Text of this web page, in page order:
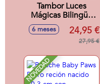
Tambor Luces
Mágicas Bilingüe
español/inglés, con
lunes y melodias
6 meses 24,95 €
27,95 €
NOVEDAD